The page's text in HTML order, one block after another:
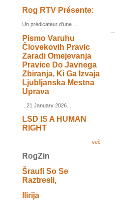
Rog RTV Présente:
Un prédicateur d'une ...
Pismo Varuhu
Človekovih Pravic
Zaradi Omejevanja
Pravice Do Javnega
Zbiranja, Ki Ga Izvaja
Ljubljanska Mestna
Uprava
...21 January 2026...
LSD IS A HUMAN
RIGHT
več
RogZin
Šraufi So Se
Raztresli,
Ilirija